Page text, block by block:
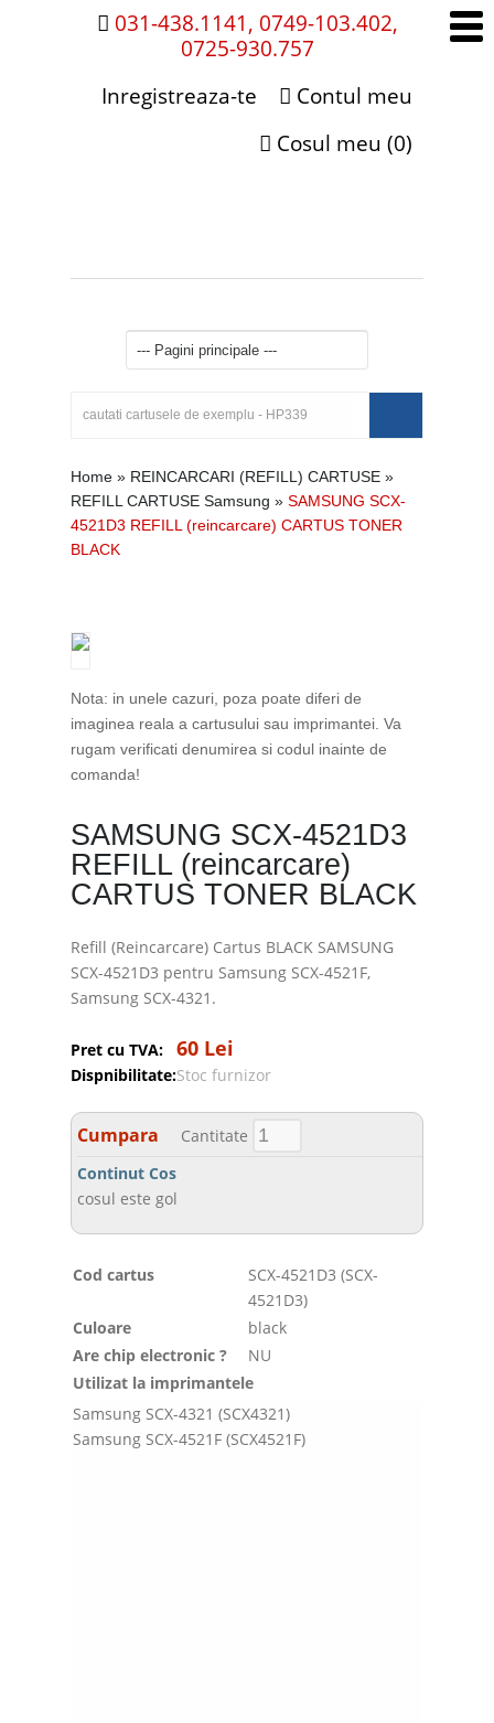
031-438.1141, 0749-103.402,
0725-930.757
Contul meu
Inregistreaza-te
Cosul meu (0)
Home » REINCARCARI (REFILL) CARTUSE »
REFILL CARTUSE Samsung » SAMSUNG SCX-
4521D3 REFILL (reincarcare) CARTUS TONER
BLACK
Nota: in unele cazuri, poza poate diferi de
imaginea reala a cartusului sau imprimantei. Va
rugam verificati denumirea si codul inainte de
comanda!
SAMSUNG SCX-4521D3
REFILL (reincarcare)
CARTUS TONER BLACK
Refill (Reincarcare) Cartus BLACK SAMSUNG
SCX-4521D3 pentru Samsung SCX-4521F,
Samsung SCX-4321.
Pret cu TVA: 60 Lei
Dispnibilitate:Stoc furnizor
Cumpara
Cantitate
Continut Cos
cosul este gol
Cod cartus
SCX-4521D3 (SCX-
4521D3)
Culoare
black
Are chip electronic ?
NU
Utilizat la imprimantele
Samsung SCX-4321 (SCX4321)
Samsung SCX-4521F (SCX4521F)